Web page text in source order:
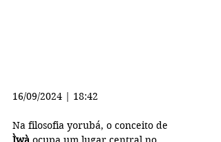
16/09/2024 | 18:42
Na filosofia yorubá, o conceito de